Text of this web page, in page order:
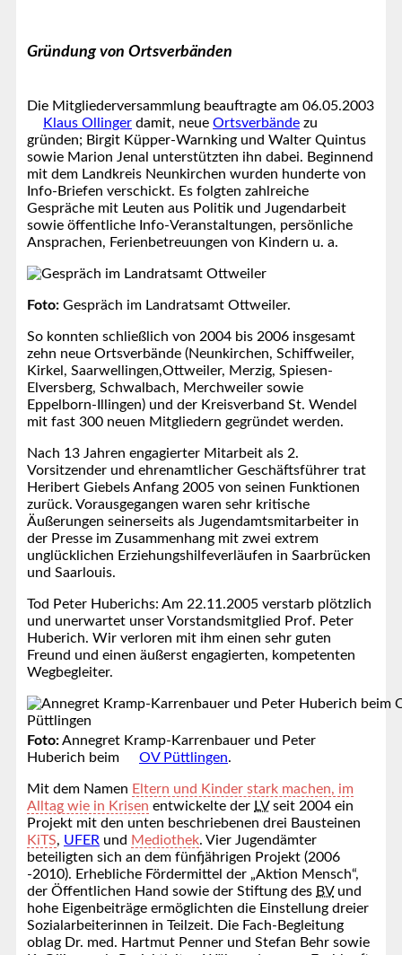
Gründung von Ortsverbänden
Die Mitgliederversammlung beauftragte am 06.05.2003
Klaus Ollinger damit, neue Ortsverbände zu
gründen; Birgit Küpper-Warnking und Walter Quintus
sowie Marion Jenal unterstützten ihn dabei. Beginnend
mit dem Landkreis Neunkirchen wurden hunderte von
Info-Briefen verschickt. Es folgten zahlreiche
Gespräche mit Leuten aus Politik und Jugendarbeit
sowie öffentliche Info-Veranstaltungen, persönliche
Ansprachen, Ferienbetreuungen von Kindern u. a.
Foto: Gespräch im Landratsamt Ottweiler.
So konnten schließlich von 2004 bis 2006 insgesamt
zehn neue Ortsverbände (Neunkirchen, Schiffweiler,
Kirkel, Saarwellingen,Ottweiler, Merzig, Spiesen-
Elversberg, Schwalbach, Merchweiler sowie
Eppelborn-Illingen) und der Kreisverband St. Wendel
mit fast 300 neuen Mitgliedern gegründet werden.
Nach 13 Jahren engagierter Mitarbeit als 2.
Vorsitzender und ehrenamtlicher Geschäftsführer trat
Heribert Giebels Anfang 2005 von seinen Funktionen
zurück. Vorausgegangen waren sehr kritische
Äußerungen seinerseits als Jugendamtsmitarbeiter in
der Presse im Zusammenhang mit zwei extrem
unglücklichen Erziehungshilfeverläufen in Saarbrücken
und Saarlouis.
Tod Peter Huberichs: Am 22.11.2005 verstarb plötzlich
und unerwartet unser Vorstandsmitglied Prof. Peter
Huberich. Wir verloren mit ihm einen sehr guten
Freund und einen äußerst engagierten, kompetenten
Wegbegleiter.
Foto:Annegret Kramp-Karrenbauer und Peter
Huberich beim
OV Püttlingen.
Mit dem Namen Eltern und Kinder stark machen, im
Alltag wie in Krisen entwickelte der LVseit 2004 ein
Projekt mit den unten beschriebenen drei Bausteinen
KiTS, UFER und Mediothek. Vier Jugendämter
beteiligten sich an dem fünfjährigen Projekt (2006
-2010). Erhebliche Fördermittel der „Aktion Mensch“,
der Öffentlichen Hand sowie der Stiftung des BVund
hohe Eigenbeiträge ermöglichten die Einstellung dreier
Sozialarbeiterinnen in Teilzeit. Die Fach-Begleitung
oblag Dr. med. Hartmut Penner und Stefan Behr sowie